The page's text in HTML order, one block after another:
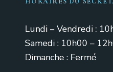
Lundi – Vendredi :
Samedi : 10h00 –
Dimanche : Fermé